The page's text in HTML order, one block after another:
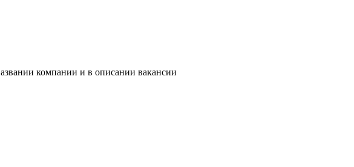
компании и в описании вакансии